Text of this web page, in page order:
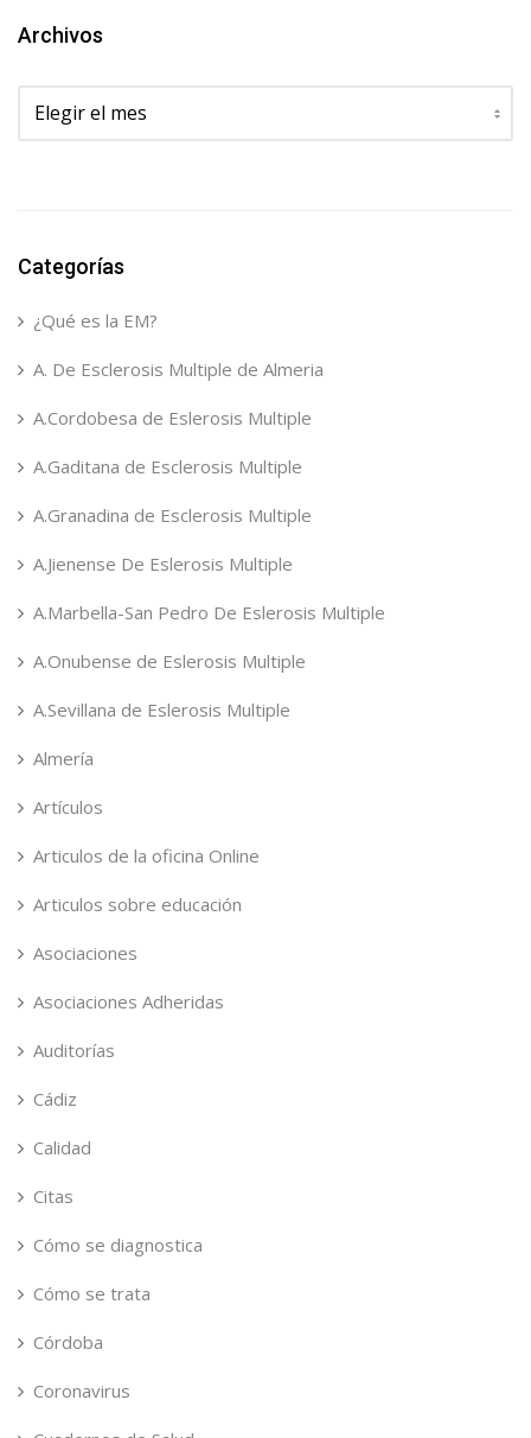
Archivos
Archivos
Categorías
¿Qué es la EM?
A. De Esclerosis Multiple de Almeria
A.Cordobesa de Eslerosis Multiple
A.Gaditana de Esclerosis Multiple
A.Granadina de Esclerosis Multiple
A.Jienense De Eslerosis Multiple
A.Marbella-San Pedro De Eslerosis Multiple
A.Onubense de Eslerosis Multiple
A.Sevillana de Eslerosis Multiple
Almería
Artículos
Articulos de la oficina Online
Articulos sobre educación
Asociaciones
Asociaciones Adheridas
Auditorías
Cádiz
Calidad
Citas
Cómo se diagnostica
Cómo se trata
Córdoba
Coronavirus